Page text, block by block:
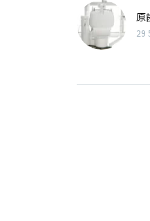
原
29